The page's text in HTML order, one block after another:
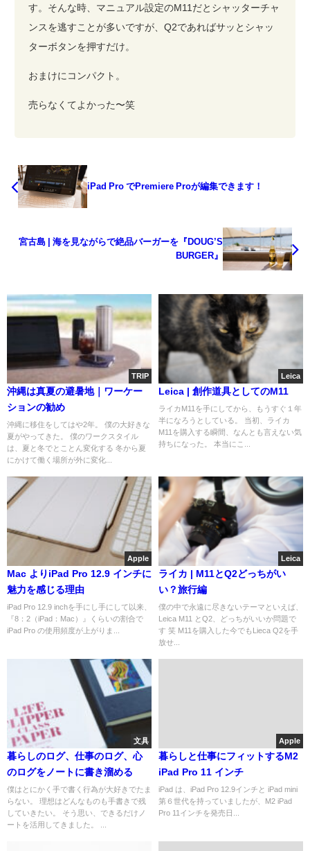
す。そんな時、マニュアル設定のM11だとシャッターチャ
ンスを逃すことが多いですが、Q2であればサッとシャッ
ターボタンを押すだけ。
おまけにコンパクト。
売らなくてよかった〜笑
iPad Pro でPremiere Proが編集できます！
宮古島 | 海を見ながらで絶品バーガーを『DOUG’S
BURGER』
TRIP
沖縄は真夏の避暑地｜ワーケー
ションの勧め
沖縄に移住をしてはや2年。 僕の大好きな
夏がやってきた。 僕のワークスタイル
は、夏と冬でとことん変化する 冬から夏
にかけて働く場所が外に変化...
Leica
Leica | 創作道具としてのM11
ライカM11を手にしてから、もうすぐ１年
半になろうとしている。 当初、ライカ
M11を購入する瞬間、なんとも言えない気
持ちになった。 本当にこ...
Apple
Mac よりiPad Pro 12.9 インチに
魅力を感じる理由
iPad Pro 12.9 inchを手にし手にして以来、
『8：2（iPad：Mac）』くらいの割合で
iPad Pro の使用頻度が上がりま...
Leica
ライカ | M11とQ2どっちがい
い？旅行編
僕の中で永遠に尽きないテーマといえば、
Leica M11 とQ2、どっちがいいか問題で
す 笑 M11を購入した今でもLieca Q2を手
放せ...
文具
暮らしのログ、仕事のログ、心
のログをノートに書き溜める
僕はとにかく手で書く行為が大好きでたま
らない。 理想はどんなものも手書きで残
していきたい。 そう思い、できるだけノ
ートを活用してきました。 ...
Apple
暮らしと仕事にフィットするM2
iPad Pro 11 インチ
iPad は、iPad Pro 12.9インチと iPad mini
第６世代を持っていましたが、M2 iPad
Pro 11インチを発売日...